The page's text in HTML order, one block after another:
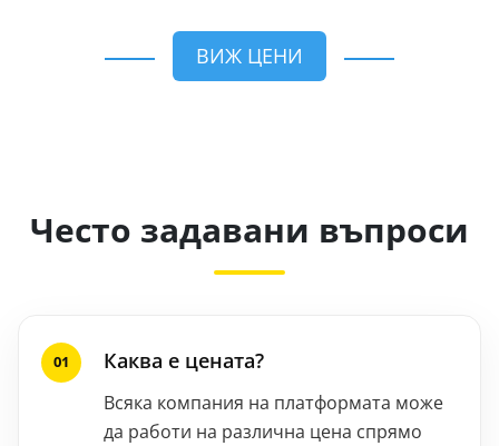
ВИЖ ЦЕНИ
Често задавани въпроси
Каква е цената?
Всяка компания на платформата може
да работи на различна цена спрямо